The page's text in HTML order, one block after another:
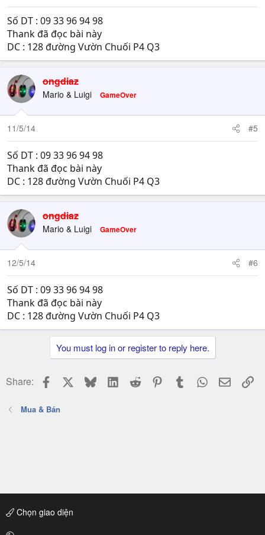
Số DT : 09 33 96 94 98
Thank đã đọc bài này
DC : 128 đường Vườn Chuối P4 Q3
ongdiaz
Mario & Luigi GameOver
11/5/14 #5
Số DT : 09 33 96 94 98
Thank đã đọc bài này
DC : 128 đường Vườn Chuối P4 Q3
ongdiaz
Mario & Luigi GameOver
12/5/14 #6
Số DT : 09 33 96 94 98
Thank đã đọc bài này
DC : 128 đường Vườn Chuối P4 Q3
You must log in or register to reply here.
Share: Facebook BlueskyLinkedIn
Reddit PinterestTumblr WhatsApp
Email
Mua & Bán
Chọn giao diện